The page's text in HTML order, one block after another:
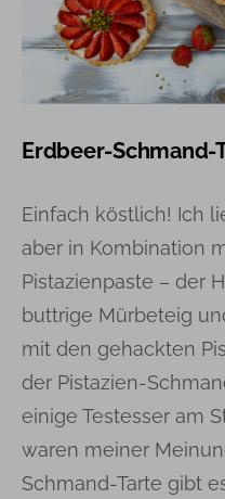
Erdbeer-Schmand-
Einfach köstlich! Ich
aber in Kombination
Pistazienpaste – der
buttrige Mürbeteig
mit den gehackten
der Pistazien-
einige Testesser am
waren meiner
Schmand-Tarte gibt